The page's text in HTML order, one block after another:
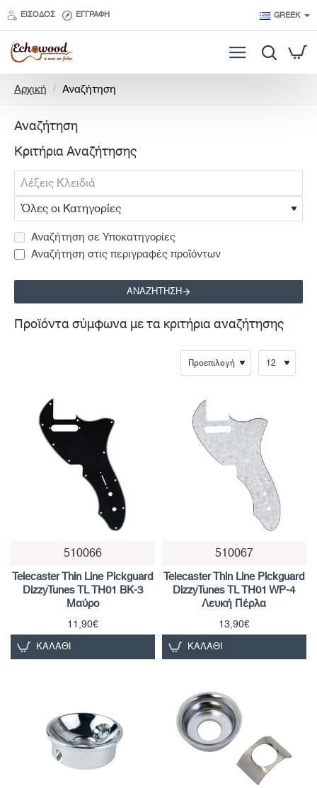
ΕΊΣΟΔΟΣ ΕΓΓΡΑΦΉ GREEK
Αρχική
m
e
Αναζήτηση
Αναζήτηση
Κριτήρια Αναζήτησης
Αναζήτηση σε Υποκατηγορίες
Αναζήτηση στις περιγραφές προϊόντων
ΑΝΑΖΉΤΗΣΗ
Προϊόντα σύμφωνα με τα κριτήρια αναζήτησης
510066
Telecaster Thin Line Pickguard
DizzyTunes TL TH01 BK-3
Μαύρο
11,90€
ΚΑΛΆΘΙ
510067
Telecaster Thin Line Pickguard
DizzyTunes TL TH01 WP-4
Λευκή Πέρλα
13,90€
ΚΑΛΆΘΙ